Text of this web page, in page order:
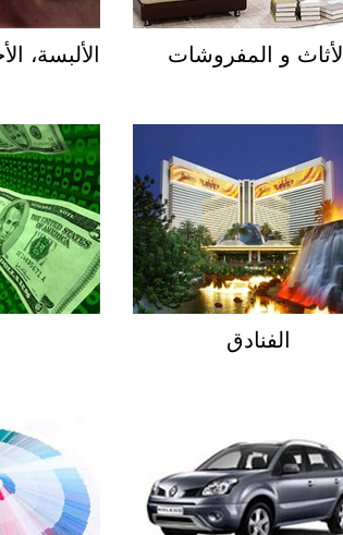
الأثاث و المفروشات
الفنادق